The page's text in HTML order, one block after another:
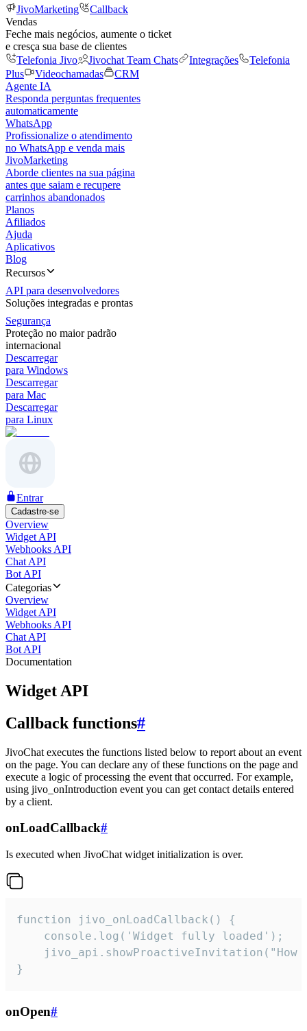
JivoMarketing
Callback
Vendas
Feche mais negócios, aumente o ticket
e cresça sua base de clientes
Telefonia Jivo
Jivochat Team Chats Integrações
Telefonia
Plus
Videochamadas
CRM
Agente IA
Responda perguntas frequentes
automaticamente
WhatsApp
Profissionalize o atendimento
no WhatsApp e venda mais
JivoMarketing
Aborde clientes na sua página
antes que saiam e recupere
carrinhos abandonados
Planos
Afiliados
Ajuda
Aplicativos
Blog
Recursos
API para desenvolvedores
Soluções integradas e prontas
Segurança
Proteção no maior padrão
internacional
Descarregar
para Windows
Descarregar
para Mac
Descarregar
para Linux
Entrar
Cadastre-se
Overview
Widget API
Webhooks API
Chat API
Bot API
Categorias
Overview
Widget API
Webhooks API
Chat API
Bot API
Documentation
Widget API
Callback functions#
JivoChat executes the functions listed below to report about an event
on the page. You can declare any of these functions on the page and
execute a logic of processing the event that occurred. For example,
using jivo_onIntroduction event you can get contact details entered
by a client.
onLoadCallback#
Is executed when JivoChat widget initialization is over.
function jivo_onLoadCallback() {
    console.log('Widget fully loaded');
jivo_api.showProactiveInvitation("How
}
onOpen#